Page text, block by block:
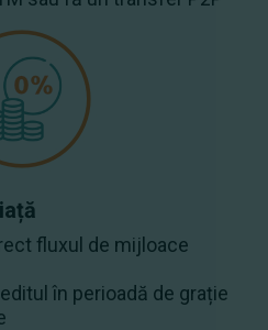
fluxul de mijloace
în perioadă de grație